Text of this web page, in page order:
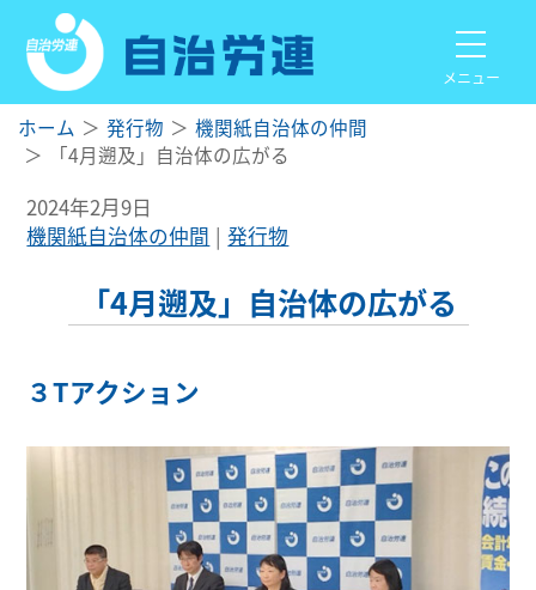
メニュー
ホーム 発行物
機関紙自治体の仲間
「4月遡及」自治体の広がる
2024年2月9日
機関紙自治体の仲間
発行物
「4月遡及」自治体の広がる
３Tアクション